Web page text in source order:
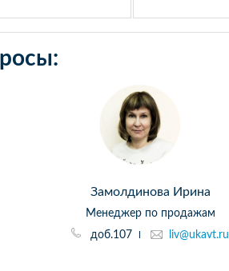
Замолдинова Ирина
Менеджер по продажам
доб.107
liv@ukavt.ru